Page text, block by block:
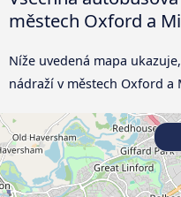
městech Oxford a
Níže uvedená mapa
nádraží v městech Oxford a